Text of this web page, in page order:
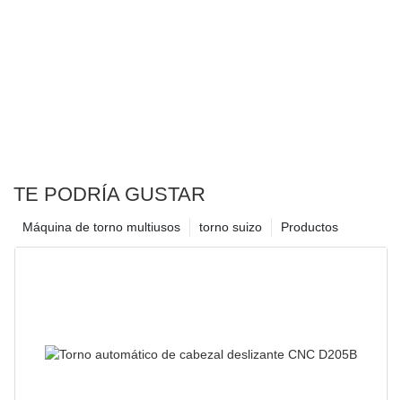
TE PODRÍA GUSTAR
Productos
torno suizo
Máquina de torno multiusos